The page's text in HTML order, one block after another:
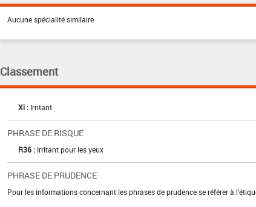
Aucune spécialité similaire
Classement
Xi : Irritant
PHRASE DE RISQUE
R36 : Irritant pour les yeux
PHRASE DE PRUDENCE
Pour les informations concernant les phrases de prudence se référer à